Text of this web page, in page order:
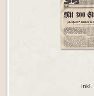
inkl.